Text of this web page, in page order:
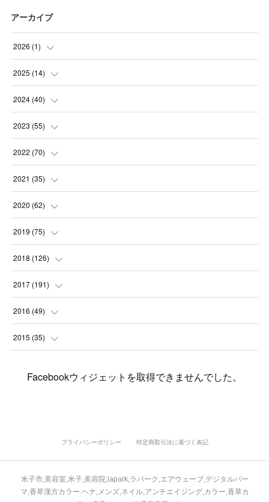
アーカイブ
2026 (1)
(1
2025 (14)
(10 )
(1
(1
(2
2024 (40)
(1
(1
(3
(2
(1)
(5)
(8)
2023 (55)
(2
(4
(3
(3
(8)
(6)
2022 (70)
(7
(11 )
(8
(1)
(3)
2021 (35)
(5
(7
(5)
(3)
(3)
2020 (62)
(6
(9)
(7)
(4
(6)
(1)
2019 (75)
(1)
(2)
(6
(7
(15)
(10)
(13)
2018 (126)
(6)
(12 )
(7
(8)
( 4)
2017 (191)
(12 )
(11 )
(23)
(20)
2016 (49)
(2
(3)
(3)
2015 (35)
(3)
(2)
Facebookウィジェットを取得できませんでした。
プライバシーポリシー 特定商取引法に基づく表記
米子市,美容室,米子,美容院,lapark,ラパーク,エアウェーブ,デジタルパー
マ,香草漢方カラー.ヘナ,メンズ,ネイル,アンチエイジング,カラー,香草カ